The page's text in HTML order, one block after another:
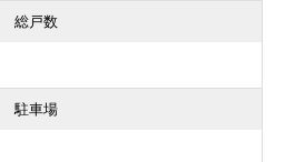
総戸数
駐車場